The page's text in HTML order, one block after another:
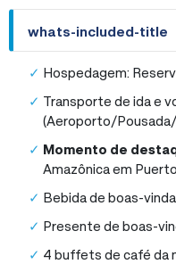
whats-included-
whats-included-title
Hospedagem:
Transporte de ida e
(Aeroporto/
Momento de
Amazônica em
Bebida de boas-
Presente de boas-
4 buffets de café da